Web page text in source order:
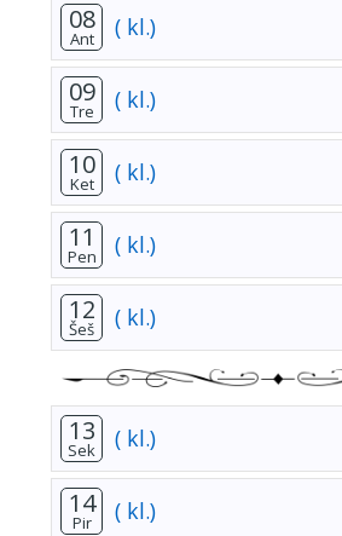
08
Ant ( kl.)
09
Tre ( kl.)
10
Ket ( kl.)
11
Pen ( kl.)
12
Šeš ( kl.)
13
Sek ( kl.)
14
Pir ( kl.)